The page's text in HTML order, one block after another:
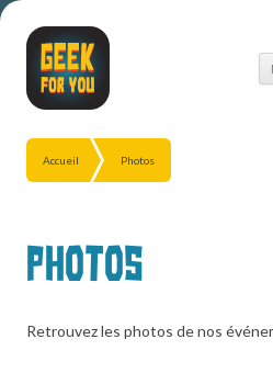
Accueil Photos
Photos
Retrouvez les photos de nos